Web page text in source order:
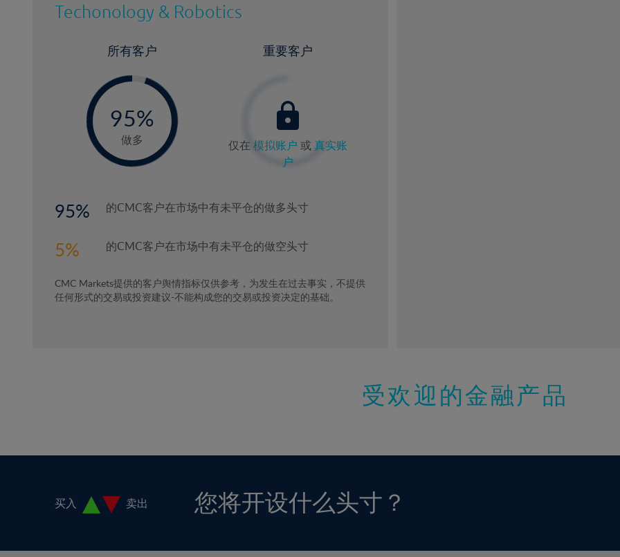
Techonology & Robotics
所有客户
0%
95% 96%
做多
重要客户
仅在模拟账户 或真实账
户
95 的CMC客户在市场中有未平仓的做多头寸
5 的CMC客户在市场中有未平仓的做空头寸
CMC Markets提供的客户舆情指标仅供参考，为发生在过去事实，不提供
任何形式的交易或投资建议-不能构成您的交易或投资决定的基础。
受欢迎的金融产品
买入 卖出 您将开设什么头寸？